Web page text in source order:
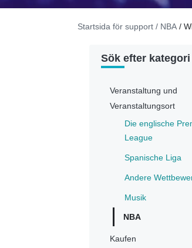
Startsida för support / NBA /
Sök efter kategori
Veranstaltung und
Veranstaltungsort
Die englische
League
Spanische Liga
Andere
Musik
NBA
Kaufen